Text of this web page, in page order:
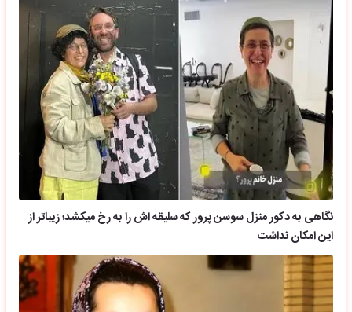
نگاهی به دکور منزل سوسن پرور که سلیقه اش را به رخ میکشد؛ زیباتر از
این امکان نداشت